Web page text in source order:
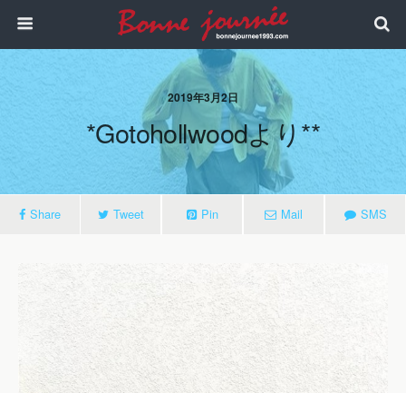
2019年3月2日
*gotohollwoodより**
Share Tweet Pin Mail SMS